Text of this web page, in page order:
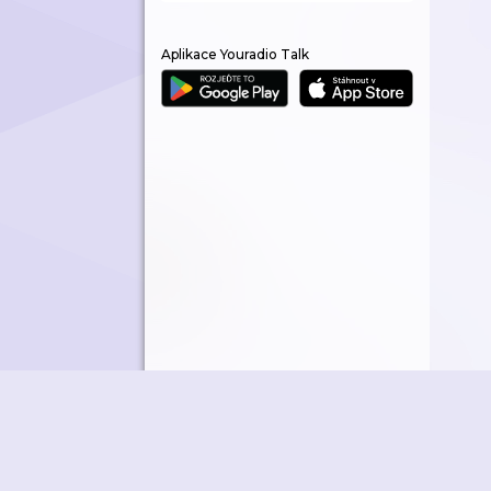
Aplikace Youradio Talk